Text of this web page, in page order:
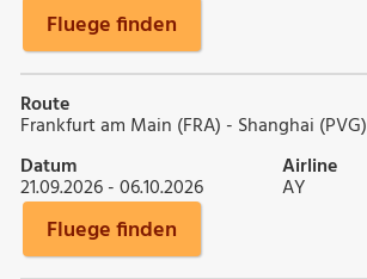
Fluege finden
Route
Frankfurt am Main (FRA) - Shanghai (PVG)
Datum
21.09.2026 - 06.10.2026
Airline
AY
Fluege finden